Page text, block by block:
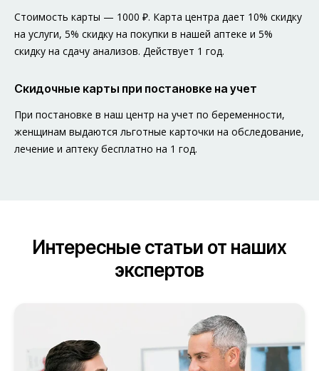
Стоимость карты — 1000 ₽. Карта центра дает 10% скидку
на услуги, 5% скидку на покупки в нашей аптеке и 5%
скидку на сдачу анализов. Действует 1 год.
Скидочные карты при постановке на учет
При постановке в наш центр на учет по беременности,
женщинам выдаются льготные карточки на обследование,
лечение и аптеку бесплатно на 1 год.
Интересные статьи от наших
экспертов